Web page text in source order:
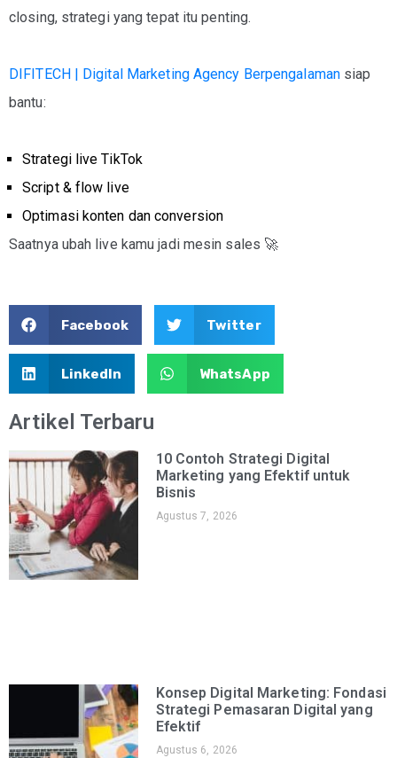
closing, strategi yang tepat itu penting.
DIFITECH | Digital Marketing Agency Berpengalamansiap
bantu:
Strategi live TikTok
Script & flow live
Optimasi konten dan conversion
Saatnya ubah live kamu jadi mesin sales 🚀
Facebook Twitter
LinkedIn WhatsApp
Artikel Terbaru
10 Contoh Strategi Digital
Marketing yang Efektif untuk
Bisnis
Agustus 7, 2026
Konsep Digital Marketing: Fondasi
Strategi Pemasaran Digital yang
Efektif
Agustus 6, 2026